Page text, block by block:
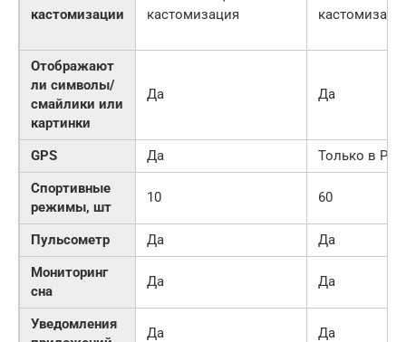
кастомизации
кастомизация
Отображают
ли символы/
смайлики или
картинки
Да Да
GPS Да
Только в Pro
Спортивные
режимы, шт
10 60
Пульсометр Да
Да
Мониторинг
сна
Да Да
Уведомления
Да Да